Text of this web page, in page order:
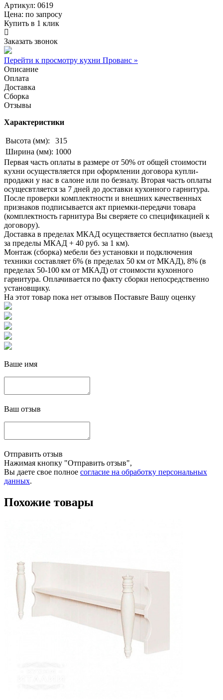
Артикул: 0619
Цена: по запросу
Купить в 1 клик
Заказать звонок
Перейти к просмотру кухни Прованс »
Описание
Оплата
Доставка
Сборка
Отзывы
Характеристики
Высота (мм):
315
Ширина (мм): 1000
Первая часть оплаты в размере от 50% от общей стоимости
кухни осуществляется при оформлении договора купли-
продажи у нас в салоне или по безналу. Вторая часть оплаты
осущесвтляется за 7 дней до доставки кухонного гарнитура.
После проверки комплектности и внешних качественных
признаков подписывается акт приемки-передачи товара
(комплектность гарнитура Вы сверяете со спецификацией к
договору).
Доставка в пределах МКАД осуществяется бесплатно (выезд
за пределы МКАД + 40 руб. за 1 км).
Монтаж (сборка) мебели без установки и подключения
техники составляет 6% (в пределах 50 км от МКАД), 8% (в
пределах 50-100 км от МКАД) от стоимости кухонного
гарнитура. Оплачивается по факту сборки непосредственно
установщику.
На этот товар пока нет отзывов Поставьте Вашу оценку
Ваше имя
Ваш отзыв
Отправить отзыв
Нажимая кнопку "Отправить отзыв",
Вы даете свое полное согласие на обработку персональных
данных.
Похожие товары